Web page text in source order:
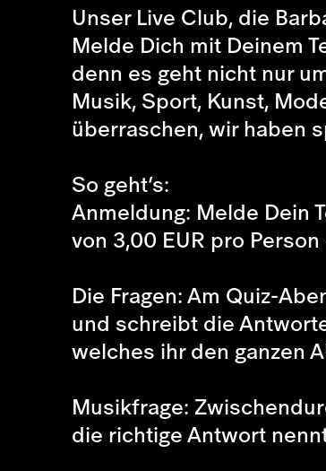
Unser Live Club, die
Melde Dich mit Deinem
denn es geht nicht nur
Musik, Sport, Kunst,
überraschen, wir haben
So geht’s:
Anmeldung: Melde Dein
von 3,00 EUR pro
Die Fragen: Am Quiz-
und schreibt die
welches ihr den ganzen
Musikfrage:
die richtige Antwort